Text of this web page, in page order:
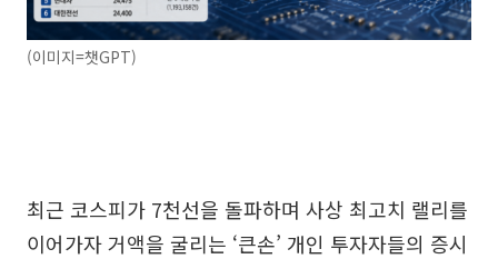
(이미지=챗GPT)
최근 코스피가 7천선을 돌파하며 사상 최고치 랠리를
이어가자 거액을 굴리는 ‘큰손’ 개인 투자자들의 증시